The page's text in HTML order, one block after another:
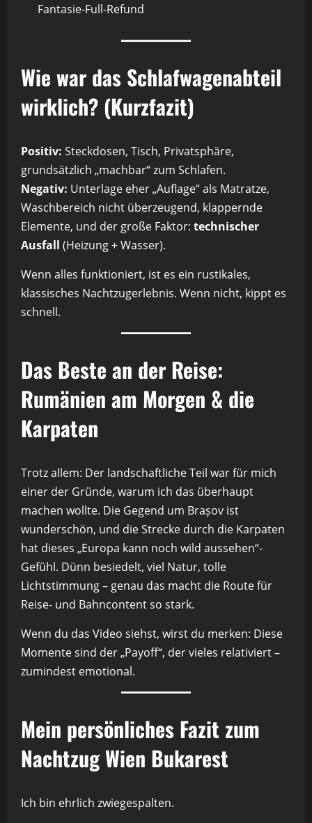
Fantasie-Full-Refund
Wie war das Schlafwagenabteil
wirklich? (Kurzfazit)
Positiv: Steckdosen, Tisch, Privatsphäre,
grundsätzlich „machbar“ zum Schlafen.
Negativ: Unterlage eher „Auflage“ als Matratze,
Waschbereich nicht überzeugend, klappernde
Elemente, und der große Faktor: technischer
Ausfall (Heizung + Wasser).
Wenn alles funktioniert, ist es ein rustikales,
klassisches Nachtzugerlebnis. Wenn nicht, kippt es
schnell.
Das Beste an der Reise:
Rumänien am Morgen & die
Karpaten
Trotz allem: Der landschaftliche Teil war für mich
einer der Gründe, warum ich das überhaupt
machen wollte. Die Gegend um Brașov ist
wunderschön, und die Strecke durch die Karpaten
hat dieses „Europa kann noch wild aussehen“-
Gefühl. Dünn besiedelt, viel Natur, tolle
Lichtstimmung – genau das macht die Route für
Reise- und Bahncontent so stark.
Wenn du das Video siehst, wirst du merken: Diese
Momente sind der „Payoff“, der vieles relativiert –
zumindest emotional.
Mein persönliches Fazit zum
Nachtzug Wien Bukarest
Ich bin ehrlich zwiegespalten.